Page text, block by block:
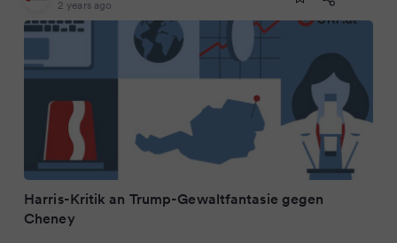
2 years ago
Harris-Kritik an Trump-Gewaltfantasie gegen
Cheney